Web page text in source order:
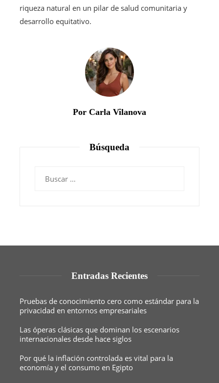
riqueza natural en un pilar de salud comunitaria y
desarrollo equitativo.
Por Carla Vilanova
Búsqueda
Entradas Recientes
Pruebas de conocimiento cero como estándar para la
privacidad en entornos empresariales
Las óperas clásicas que dominan los escenarios
internacionales desde hace siglos
Por qué la inflación controlada es vital para la
economía y el consumo en Egipto